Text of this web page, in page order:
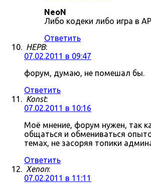
NeoN
Либо кодеки либо игра в
Ответить
HEPB:
07.02.2011 в 09:47
форум, думаю, не помешал бы.
Ответить
Konst:
07.02.2011 в 10:16
Моё мнение, форум нужен, так
общаться и обмениваться
темах, не засоряя топики
Ответить
Xenon:
07.02.2011 в 11:11